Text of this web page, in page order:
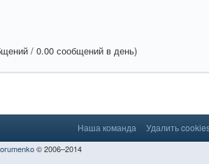
/ 0.00 сообщений в день)
Наша команда Удалить
© 2006–2014